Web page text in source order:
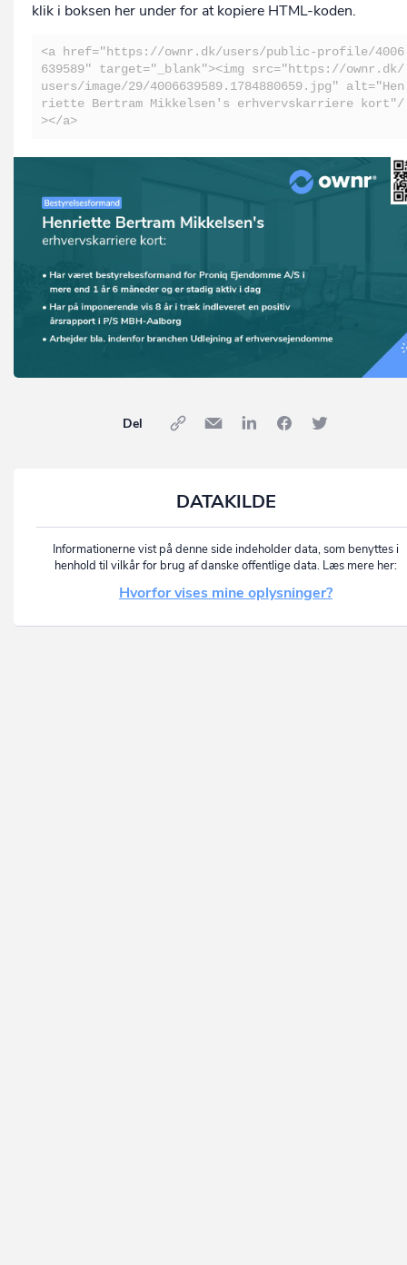
klik i boksen her under for at kopiere HTML-koden.
<a href="https://ownr.dk/users/public-profile/4006
639589" target="_blank"><img src="https://ownr.dk/
users/image/29/4006639589.1784880659.jpg" alt="Hen
riette Bertram Mikkelsen's erhvervskarriere kort"/
></a>
Del
DATAKILDE
Informationerne vist på denne side indeholder data, som benyttes i
henhold til vilkår for brug af danske offentlige data. Læs mere her:
Hvorfor vises mine oplysninger?